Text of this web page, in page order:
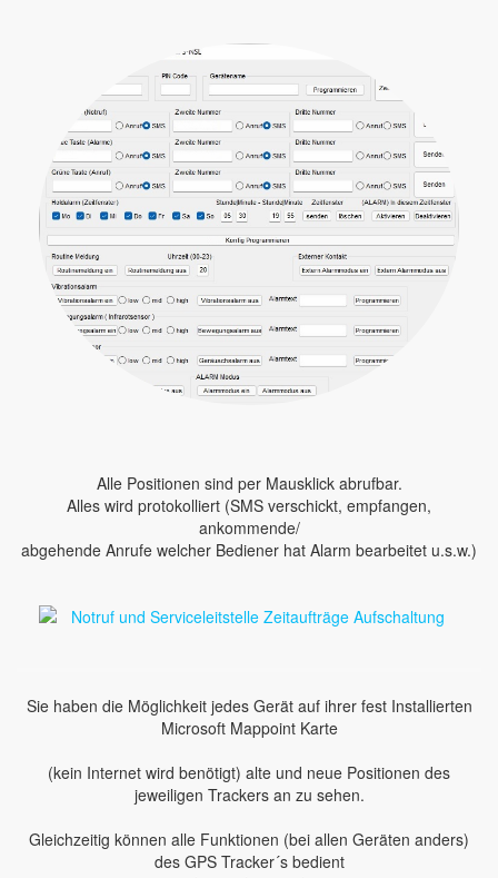
Alle Positionen sind per Mausklick abrufbar.
Alles wird protokolliert (SMS verschickt, empfangen,
ankommende/
abgehende Anrufe welcher Bediener hat Alarm bearbeitet u.s.w.)
Sie haben die Möglichkeit jedes Gerät auf ihrer fest Installierten
Microsoft Mappoint Karte
(kein Internet wird benötigt) alte und neue Positionen des
jeweiligen Trackers an zu sehen.
Gleichzeitig können alle Funktionen (bei allen Geräten anders)
des GPS Tracker´s bedient